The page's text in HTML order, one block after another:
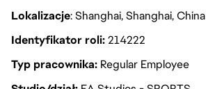
Lokalizacje: Shanghai, Shanghai, China
Identyfikator roli214222
Typ pracownika Regular Employee